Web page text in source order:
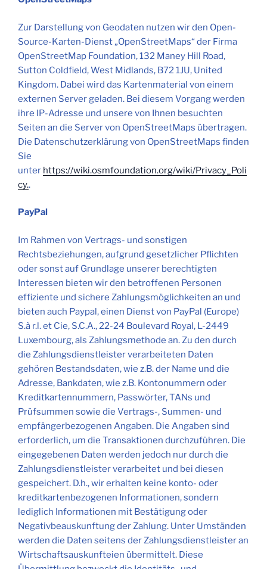
Zur Darstellung von Geodaten nutzen wir den Open-
Source-Karten-Dienst „OpenStreetMaps“ der Firma
OpenStreetMap Foundation, 132 Maney Hill Road,
Sutton Coldfield, West Midlands, B72 1JU, United
Kingdom. Dabei wird das Kartenmaterial von einem
externen Server geladen. Bei diesem Vorgang werden
ihre IP-Adresse und unsere von Ihnen besuchten
Seiten an die Server von OpenStreetMaps übertragen.
Die Datenschutzerklärung von OpenStreetMaps finden
Sie
unter https://wiki.osmfoundation.org/wiki/Privacy_Poli
cy..
PayPal
Im Rahmen von Vertrags- und sonstigen
Rechtsbeziehungen, aufgrund gesetzlicher Pflichten
oder sonst auf Grundlage unserer berechtigten
Interessen bieten wir den betroffenen Personen
effiziente und sichere Zahlungsmöglichkeiten an und
bieten auch Paypal, einen Dienst von PayPal (Europe)
S.à r.l. et Cie, S.C.A., 22-24 Boulevard Royal, L-2449
Luxembourg, als Zahlungsmethode an. Zu den durch
die Zahlungsdienstleister verarbeiteten Daten
gehören Bestandsdaten, wie z.B. der Name und die
Adresse, Bankdaten, wie z.B. Kontonummern oder
Kreditkartennummern, Passwörter, TANs und
Prüfsummen sowie die Vertrags-, Summen- und
empfängerbezogenen Angaben. Die Angaben sind
erforderlich, um die Transaktionen durchzuführen. Die
eingegebenen Daten werden jedoch nur durch die
Zahlungsdienstleister verarbeitet und bei diesen
gespeichert. D.h., wir erhalten keine konto- oder
kreditkartenbezogenen Informationen, sondern
lediglich Informationen mit Bestätigung oder
Negativbeauskunftung der Zahlung. Unter Umständen
werden die Daten seitens der Zahlungsdienstleister an
Wirtschaftsauskunfteien übermittelt. Diese